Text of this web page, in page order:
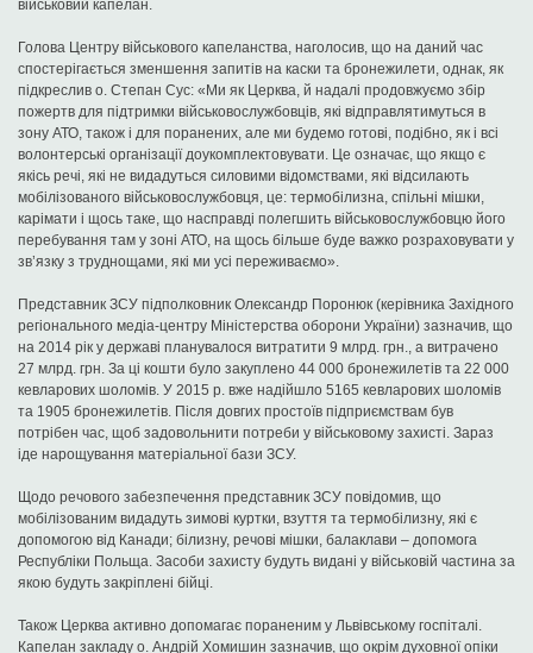
військовий капелан.
Голова Центру військового капеланства, наголосив, що на даний час
спостерігається зменшення запитів на каски та бронежилети, однак, як
підкреслив о. Степан Сус: «Ми як Церква, й надалі продовжуємо збір
пожертв для підтримки військовослужбовців, які відправлятимуться в
зону АТО, також і для поранених, але ми будемо готові, подібно, як і всі
волонтерські організації доукомплектовувати. Це означає, що якщо є
якісь речі, які не видадуться силовими відомствами, які відсилають
мобілізованого військовослужбовця, це: термобілизна, спільні мішки,
карімати і щось таке, що насправді полегшить військовослужбовцю його
перебування там у зоні АТО, на щось більше буде важко розраховувати у
зв’язку з труднощами, які ми усі переживаємо».
Представник ЗСУ підполковник Олександр Поронюк (керівника Західного
регіонального медіа-центру Міністерства оборони України) зазначив, що
на 2014 рік у державі планувалося витратити 9 млрд. грн., а витрачено
27 млрд. грн. За ці кошти було закуплено 44 000 бронежилетів та 22 000
кевларових шоломів. У 2015 р. вже надійшло 5165 кевларових шоломів
та 1905 бронежилетів. Після довгих простоїв підприємствам був
потрібен час, щоб задовольнити потреби у військовому захисті. Зараз
іде нарощування матеріальної бази ЗСУ.
Щодо речового забезпечення представник ЗСУ повідомив, що
мобілізованим видадуть зимові куртки, взуття та термобілизну, які є
допомогою від Канади; білизну, речові мішки, балаклави – допомога
Республіки Польща. Засоби захисту будуть видані у військовій частина за
якою будуть закріплені бійці.
Також Церква активно допомагає пораненим у Львівському госпіталі.
Капелан закладу о. Андрій Хомишин зазначив, що окрім духовної опіки